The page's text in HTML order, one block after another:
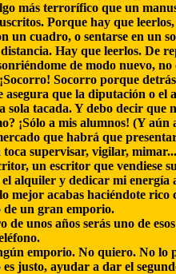
más terrorífico que un
Porque hay que
un cuadro, o sentarse en un
Hay que leerlos. De
de modo nuevo,
Socorro porque
asegura que la diputación o
sola tacada. Y debo decir que
¡Sólo a mis alumnos! (Y aún
que habrá que
supervisar, vigilar,
un escritor que vendiese
alquiler y dedicar mi energía
mejor acabas haciéndote rico
un gran emporio.
de unos años serás uno de
emporio. No quiero. No lo
justo, ayudar a dar el